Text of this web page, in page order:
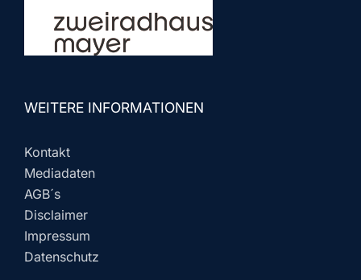
WEITERE INFORMATIONEN
Kontakt
Mediadaten
AGB´s
Disclaimer
Impressum
Datenschutz